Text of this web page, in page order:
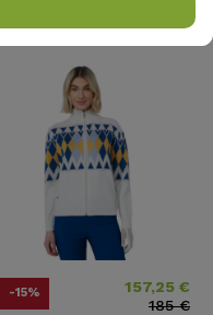
-15% 157,25 €
Prix ​​habituel
185 €